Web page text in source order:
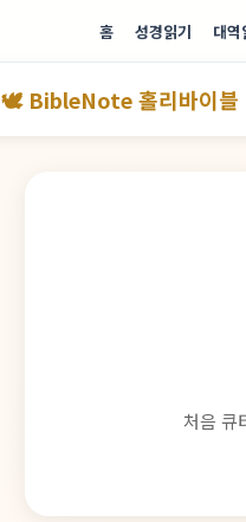
홈 성경읽기 대역
🕊️ BibleNote 홀리바이블
처음 큐